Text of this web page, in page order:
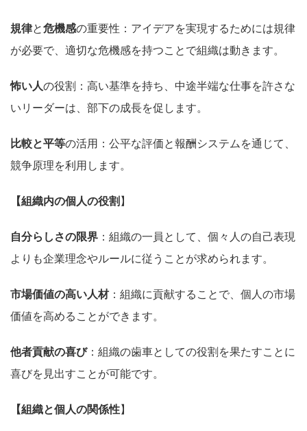
規律と危機感の重要性：アイデアを実現するためには規律
が必要で、適切な危機感を持つことで組織は動きます。
怖い人の役割：高い基準を持ち、中途半端な仕事を許さな
いリーダーは、部下の成長を促します。
比較と平等の活用：公平な評価と報酬システムを通じて、
競争原理を利用します。
【組織内の個人の役割】
自分らしさの限界 ：組織の一員として、個々人の自己表現
よりも企業理念やルールに従うことが求められます。
市場価値の高い人材：組織に貢献することで、個人の市場
価値を高めることができます。
他者貢献の喜び：組織の歯車としての役割を果たすことに
喜びを見出すことが可能です。
【組織と個人の関係性】